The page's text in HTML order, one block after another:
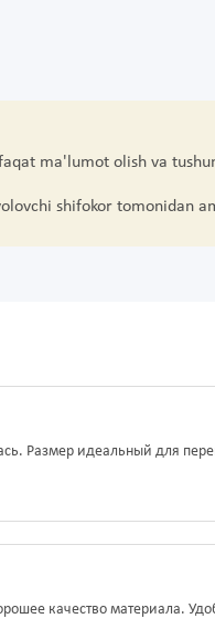
ma'lumot olish va
shifokor tomonidan
Размер идеальный для
качество материала.